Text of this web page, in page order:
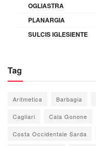
OGLIASTRA
PLANARGIA
SULCIS IGLESIENTE
Tag
Aritmetica Barbagia
Cagliari Cala Gonone
Costa Occidentale Sarda